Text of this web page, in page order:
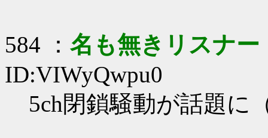
584 ： 名も無きリスナー
ID:VIWyQwpu0
5ch閉鎖騒動が話題に